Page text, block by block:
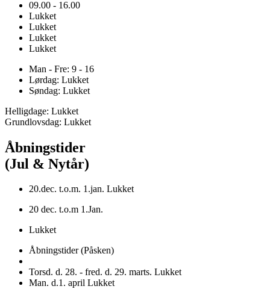
09.00 - 16.00
Lukket
Lukket
Lukket
Lukket
Man - Fre: 9 - 16
Lørdag: Lukket
Søndag: Lukket
Helligdage: Lukket
Grundlovsdag: Lukket
Åbningstider
(Jul & Nytår)
20.dec. t.o.m. 1.jan. Lukket
20 dec. t.o.m 1.Jan.
Lukket
Åbningstider (Påsken)
Torsd. d. 28. - fred. d. 29. marts. Lukket
Man. d.1. april Lukket